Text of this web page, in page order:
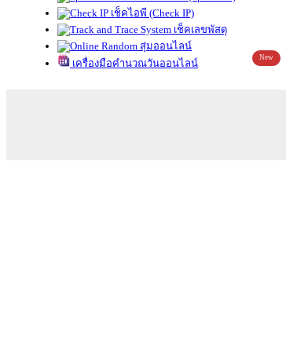
เช็คไอพี (Check IP)
เช็คเลขพัสดุ
สุ่มออนไลน์
เครื่องมือคำนวณวันออนไลน์
New